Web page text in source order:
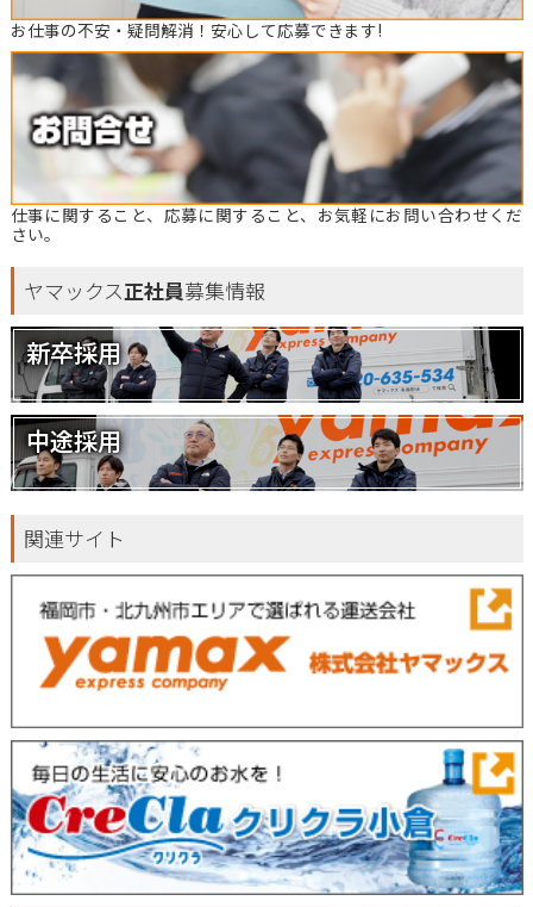
お仕事の不安・疑問解消！安心して応募できます!
仕事に関すること、応募に関すること、お気軽にお問い合わせくだ
さい。
ヤマックス正社員募集情報
新卒採用
中途採用
関連サイト